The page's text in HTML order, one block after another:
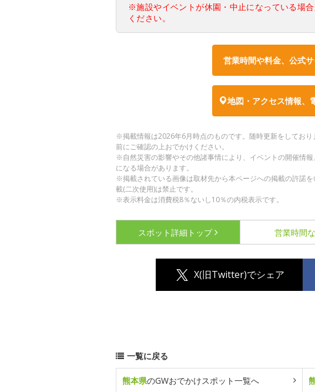
※施設やイベントが休園・中止になっている場
ください。
営業時間や料金、公式
地図・アクセス情報、
※掲載情報は2026年6月時点のものです。随時更新をしてお
前にご確認の上おでかけください。
※自然災害の影響やその他諸事情により、イベントの開催情
になる場合があります。
※掲載されている画像は取材先から本ページへの掲載の許諾
載(二次使用)は禁止です。
※表示料金は消費税8％ないし10％の内税表示です。
スポット詳細 トップ 営業時間
X(旧Twitter)でシェア
一覧に戻る
熊本県のGWおでかけスポット一覧へ